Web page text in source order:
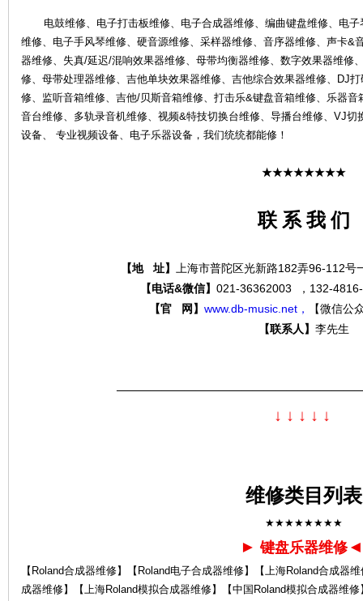
电鼓维修、电子打击板维修、电子合成器维修、编曲键盘维修、电子
维修、电子手风琴维修、硬音源维修、采样器维修、音序器维修、声卡&
器维修、失真/延迟/混响效果器维修、母带均衡器维修、数字效果器维修
修、母带处理器维修、吉他单块效果器维修、吉他综合效果器维修、DJ
修、监听音箱维修、吉他/贝斯音箱维修、打击乐&键盘音箱维修、乐器
音台维修、多轨录音机维修、视频&特技切换台维修、导播台维修、VJ
设备、 专业视频设备、电子乐器设备，我们统统都能修！
★★★★★★★★
联 系 我 们
【地 址】
上海市普陀区光新路182弄96-112
【电话&微信】 021-36362003 ，132-
【官 网】 www.db-music.net，
【微信公
【联系人】 李先生
↓ ↓ ↓ ↓ ↓
维修类目列表
★★★★★★★★
►键盘乐器维修
【Roland合成器维修】【Roland电子合成器维修】【上海Roland合成器
成器维修】【上海Roland模拟合成器维修】【中国Roland模拟合成器维